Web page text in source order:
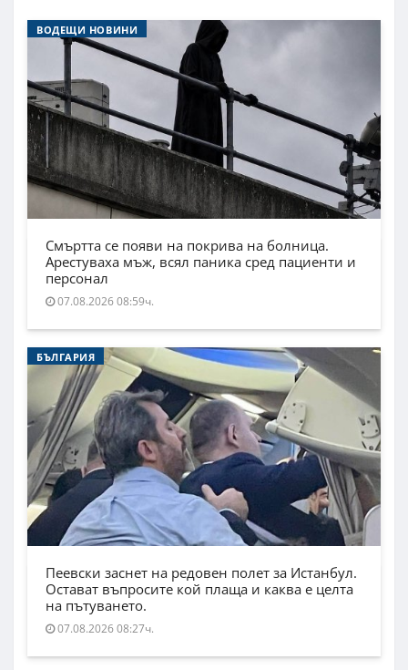
ВОДЕЩИ НОВИНИ
Смъртта се появи на покрива на болница.
Арестуваха мъж, всял паника сред пациенти и
персонал
07.08.2026 08:59ч.
БЪЛГАРИЯ
Пеевски заснет на редовен полет за Истанбул.
Остават въпросите кой плаща и каква е целта
на пътуването.
07.08.2026 08:27ч.